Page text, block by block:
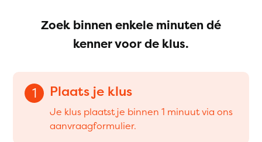
Zoek binnen enkele minuten dé
kenner voor de klus.
1 Plaats je klus
Je klus plaatst je binnen 1 minuut via ons
aanvraagformulier.